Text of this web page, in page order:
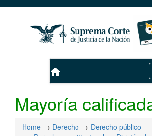
home
Mayoría
Home Derecho
Derecho público